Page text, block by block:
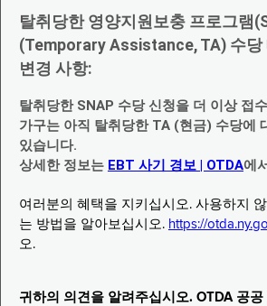
탈취당한 영양지원보충 프로그램
(Temporary Assistance, TA) 수당
변경 사항:
탈취당한 SNAP 수당 신청을 더 이상 접
가구는 아직 탈취당한 TA (현금) 수당에
있습니다.
상세한 정보는 EBT 사기 경보 | OTDA에
여러분의 혜택을 지키십시오. 사용하지
는 방법을 알아보십시오. https://
오.
귀하의 의견을 알려주십시오. OTDA 공